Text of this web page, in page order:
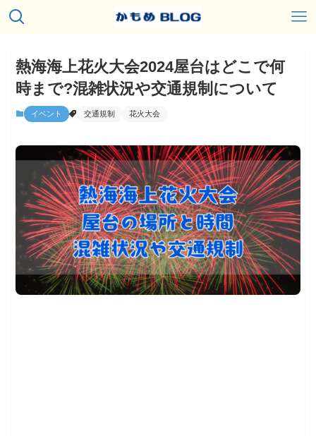
熱海海上花火大会2024屋台はどこで何
時まで?混雑状況や交通規制について
イベント 交通規制 花火大会